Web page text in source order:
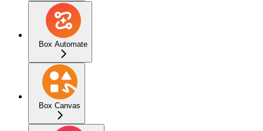
Box Automate
Box Canvas